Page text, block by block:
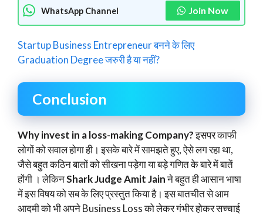
WhatsApp Channel Join Now
Startup Business Entrepreneur बनने के लिए
Graduation Degree जरुरी है या नहीं?
Conclusion
Why invest in a loss-making Company?इसपर काफी
लोगों को सवाल होगा ही। इसके बारे में सामझते हुए, ऐसे लग रहा था,
जैसे बहुत कठिन बातों को सीखना पड़ेगा या बड़े गणित के बारे में बातें
होंगी । लेकिनShark Judge Amit Jainने बहुत ही आसान भाषा
में इस विषय को सब के लिए प्रस्तुत किया है। इस बातचीत से आम
आदमी को भी अपने Business Loss को लेकर गंभीर होकर सच्चाई